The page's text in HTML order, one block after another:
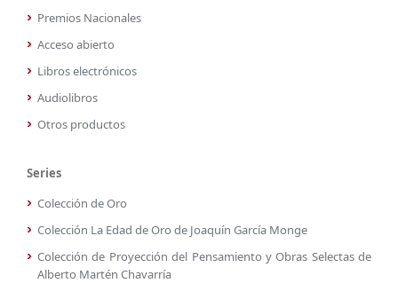
Premios Nacionales
Acceso abierto
Libros electrónicos
Audiolibros
Otros productos
Series
Colección de Oro
Colección La Edad de Oro de Joaquín García Monge
Colección de Proyección del Pensamiento y Obras Selectas de
Alberto Martén Chavarría